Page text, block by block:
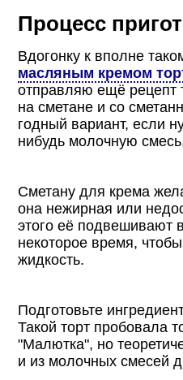
Процесс
Вдогонку к вполне
масляным кремом
отправляю ещё рецепт
на сметане и со
годный вариант, если
нибудь молочную
Сметану для крема
она нежирная или
этого её подвешивают
некоторое время,
жидкость.
Подготовьте
Такой торт пробовала
"Малютка", но
и из молочных смесей